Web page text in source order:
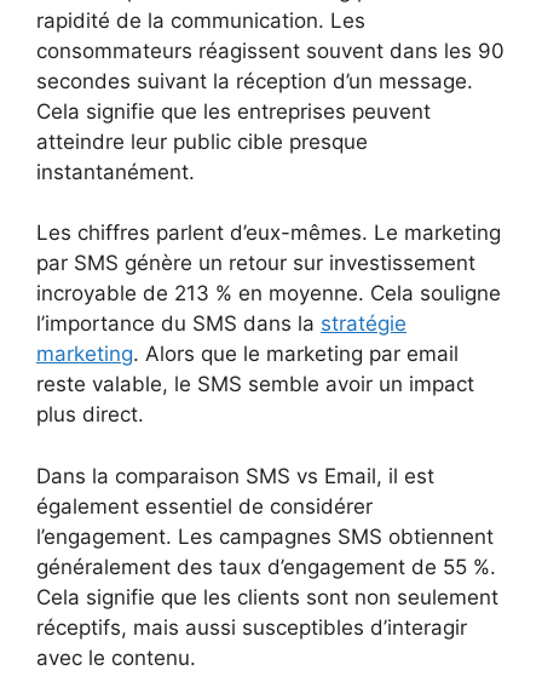
rapidité de la communication. Les
consommateurs réagissent souvent dans les 90
secondes suivant la réception d’un message.
Cela signifie que les entreprises peuvent
atteindre leur public cible presque
instantanément.
Les chiffres parlent d’eux-mêmes. Le marketing
par SMS génère un retour sur investissement
incroyable de 213 % en moyenne. Cela souligne
l’importance du SMS dans la stratégie
marketing. Alors que le marketing par email
reste valable, le SMS semble avoir un impact
plus direct.
Dans la comparaison SMS vs Email, il est
également essentiel de considérer
l’engagement. Les campagnes SMS obtiennent
généralement des taux d’engagement de 55 %.
Cela signifie que les clients sont non seulement
réceptifs, mais aussi susceptibles d’interagir
avec le contenu.